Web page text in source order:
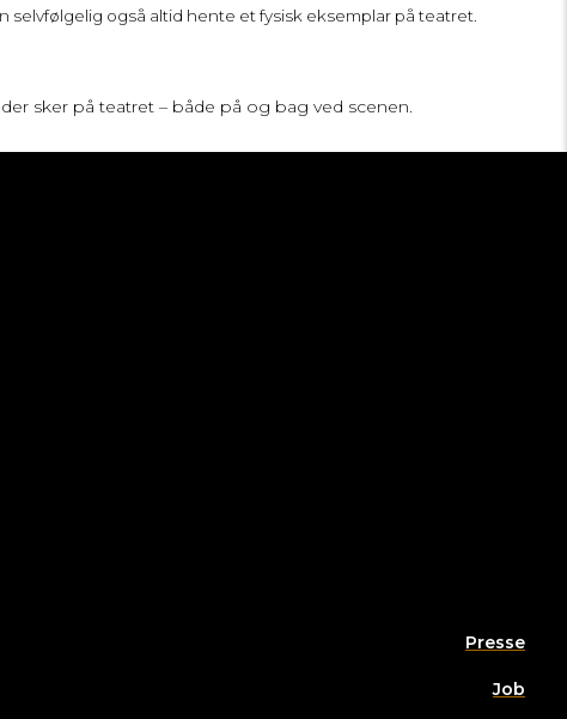
også altid hente et fysisk eksemplar på teatret.
sker på teatret – både på og bag ved scenen.
Presse
Job